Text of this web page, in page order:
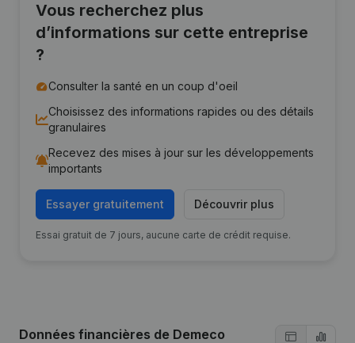
Vous recherchez plus
d’informations sur cette entreprise
?
Consulter la santé en un coup d'oeil
Choisissez des informations rapides ou des détails
granulaires
Recevez des mises à jour sur les développements
importants
Essayer gratuitement Découvrir plus
Essai gratuit de 7 jours, aucune carte de crédit requise.
Données financières de Demeco